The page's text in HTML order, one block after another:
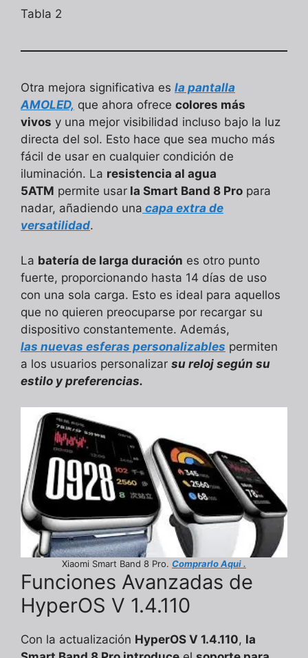
Tabla 2
Otra mejora significativa es la pantalla
AMOLED, que ahora ofrece colores más
vivos y una mejor visibilidad incluso bajo la luz
directa del sol. Esto hace que sea mucho más
fácil de usar en cualquier condición de
iluminación. La resistencia al agua
5ATM permite usar la Smart Band 8 Pro para
nadar, añadiendo una capa extra de
versatilidad.
La batería de larga duración es otro punto
fuerte, proporcionando hasta 14 días de uso
con una sola carga. Esto es ideal para aquellos
que no quieren preocuparse por recargar su
dispositivo constantemente. Además,
las nuevas esferas personalizables permiten
a los usuarios personalizar su reloj según su
estilo y preferencias.
Xiaomi Smart Band 8 Pro. Comprarlo Aqui .
Funciones Avanzadas de
HyperOS V 1.4.110
Con la actualización HyperOS V 1.4.110, la